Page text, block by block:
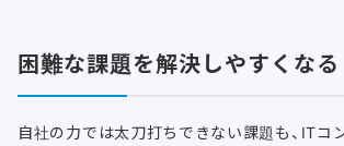
困難な課題を解決しやすくなる
自社の力では太刀打ちできない課題も、ITコ